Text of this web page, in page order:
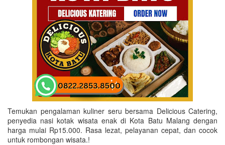
Temukan pengalaman kuliner seru bersama Delicious Catering,
penyedia nasi kotak wisata enak di Kota Batu Malang dengan
harga mulai Rp15.000. Rasa lezat, pelayanan cepat, dan cocok
untuk rombongan wisata.!